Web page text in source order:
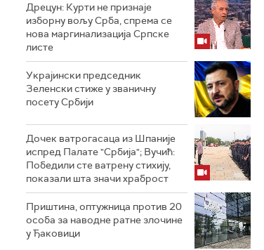
Дрецун: Курти не признаје
изборну вољу Срба, спрема се
нова маргинализација Српске
листе
Украјински председник
Зеленски стиже у званичну
посету Србији
Дочек ватрогасаца из Шпаније
испред Палате "Србија"; Вучић:
Победили сте ватрену стихију,
показали шта значи храброст
Приштина, оптужница против 20
особа за наводне ратне злочине
у Ђаковици